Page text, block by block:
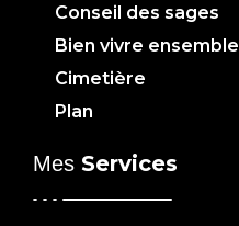
Conseil des sages
Bien vivre ensemble
Cimetière
Plan
Mes Services